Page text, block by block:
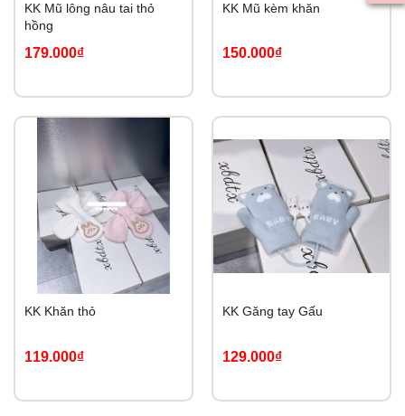
KK Mũ lông nâu tai thỏ
hồng
179.000₫
KK Mũ kèm khăn
150.000₫
KK Khăn thỏ
119.000₫
KK Găng tay Gấu
129.000₫